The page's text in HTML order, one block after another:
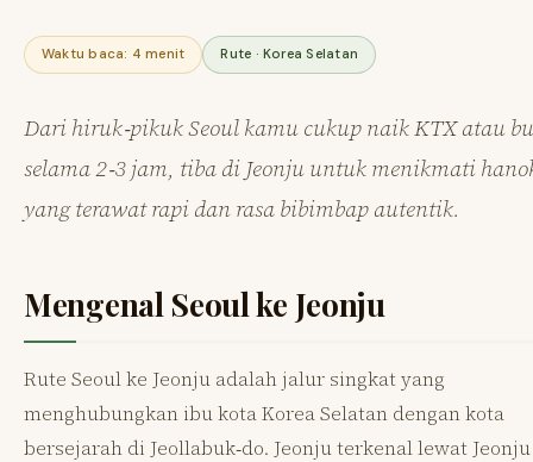
Waktu baca: 4 menit Rute · Korea Selatan
Dari hiruk‑pikuk Seoul kamu cukup naik KTX atau
selama 2‑3 jam, tiba di Jeonju untuk menikmati
yang terawat rapi dan rasa bibimbap autentik.
Mengenal Seoul ke Jeonju
Rute Seoul ke Jeonju adalah jalur singkat yang
menghubungkan ibu kota Korea Selatan dengan kota
bersejarah di Jeollabuk‑do. Jeonju terkenal lewat Jeonju